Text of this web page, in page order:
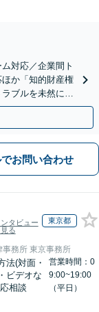
対応／企業間ト
か「知的財産権
ブルを未然に防
でお問い合わせ
ンタビュー
る
東京都
務所 東京事務所
法(対面・
ビデオな
相談
営業時間：0
9:00~19:00
（平日）